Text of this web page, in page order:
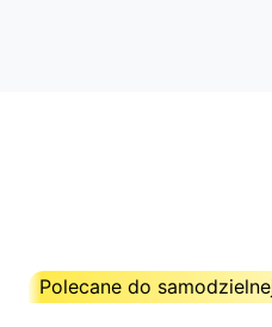
Polecane do